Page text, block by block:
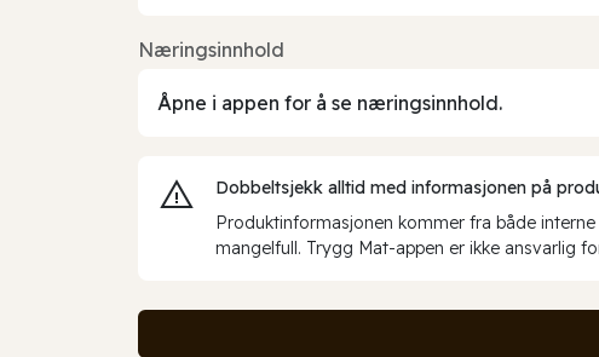
Næringsinnhold
Åpne i appen for å se næringsinnhold.
Dobbeltsjekk alltid med informasjonen på
Produktinformasjonen kommer fra både
mangelfull. Trygg Mat-appen er ikke ansvarlig